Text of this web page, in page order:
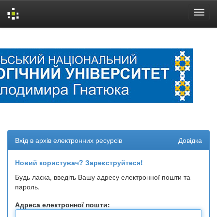
Вхід в архів електронних ресурсів Довідка
Новий користувач? Зареєструйтеся!
Будь ласка, введіть Вашу адресу електронної пошти та
пароль.
Адреса електронної пошти: